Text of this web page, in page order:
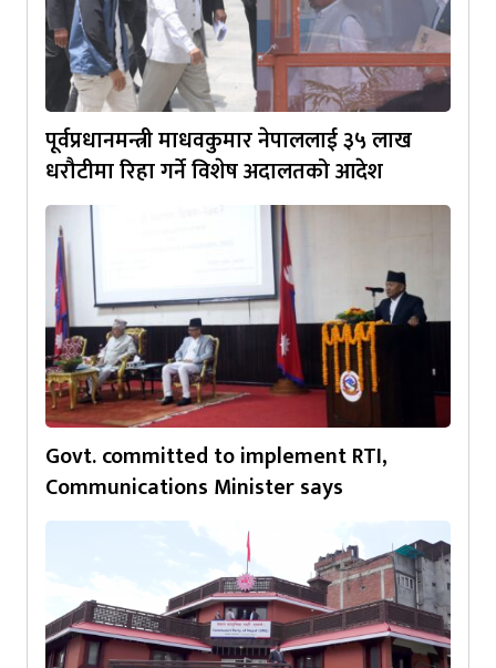
पूर्वप्रधानमन्त्री माधवकुमार नेपाललाई ३५ लाख
धरौटीमा रिहा गर्ने विशेष अदालतको आदेश
Govt. committed to implement RTI,
Communications Minister says